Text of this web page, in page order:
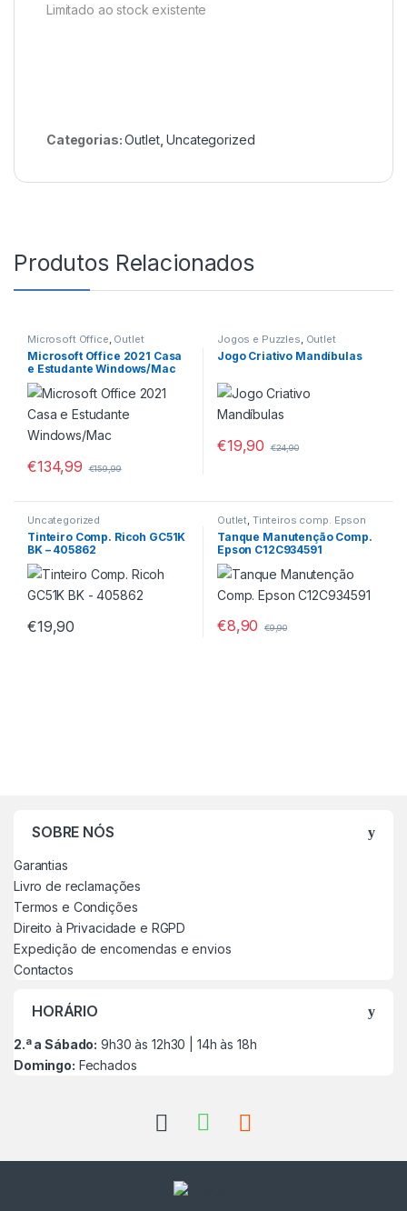
Limitado ao stock existente
Categorias:Outlet,Uncategorized
Produtos Relacionados
Microsoft Office, Outlet
Microsoft Office 2021 Casa
e Estudante Windows/Mac
€134,99 €159,99
Jogos e Puzzles, Outlet
Jogo Criativo Mandíbulas
€19,90 €24,90
Uncategorized
Tinteiro Comp. Ricoh GC51K
BK – 405862
€19,90
Outlet, Tinteiros comp. Epson
Tanque Manutenção Comp.
Epson C12C934591
€8,90 €9,90
SOBRE NÓS
Garantias
Livro de reclamações
Termos e Condições
Direito à Privacidade e RGPD
Expedição de encomendas e envios
Contactos
HORÁRIO
2.ª a Sábado: 9h30 às 12h30 | 14h às 18h
Domingo: Fechados